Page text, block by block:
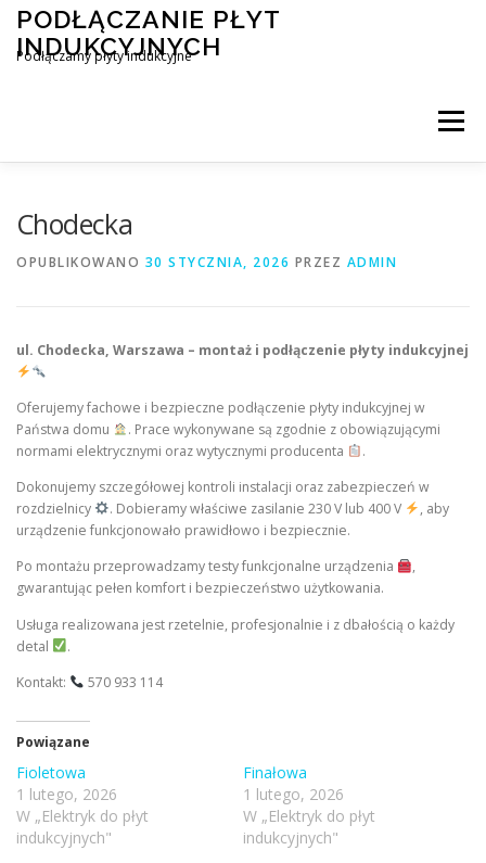
Przejdź
treści
PODŁĄCZANIE PŁYT
INDUKCYJNYCH
Podłączamy płyty indukcyjne
Menu
Chodecka
OPUBLIKOWANO 30 STYCZNIA, 2026 PRZEZ ADMIN
ul. Chodecka, Warszawa – montaż i podłączenie płyty indukcyjnej
Oferujemy fachowe i bezpieczne podłączenie płyty indukcyjnej w
Państwa domu
. Prace wykonywane są zgodnie z obowiązującymi
normami elektrycznymi oraz wytycznymi producenta
.
Dokonujemy szczegółowej kontroli instalacji oraz zabezpieczeń w
rozdzielnicy
. Dobieramy właściwe zasilanie 230 V lub 400 V
, aby
urządzenie funkcjonowało prawidłowo i bezpiecznie.
Po montażu przeprowadzamy testy funkcjonalne urządzenia
,
gwarantując pełen komfort i bezpieczeństwo użytkowania.
Usługa realizowana jest rzetelnie, profesjonalnie i z dbałością o każdy
detal
.
Kontakt:
570 933 114
Powiązane
Fioletowa
1 lutego, 2026
W „Elektryk do płyt
indukcyjnych"
Finałowa
1 lutego, 2026
W „Elektryk do płyt
indukcyjnych"